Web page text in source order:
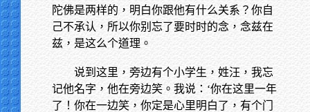
陀佛是两样的，明白你跟他有什么关系？你自
己不承认，所以你别忘了要时时的念，念兹在
兹，是这么个道理。
说到这里，旁边有个小学生，姓汪，我忘
记他名字，他在旁边笑。我说：‘你在这里一年
了！你在一边笑，你定是心里明白了，有个门